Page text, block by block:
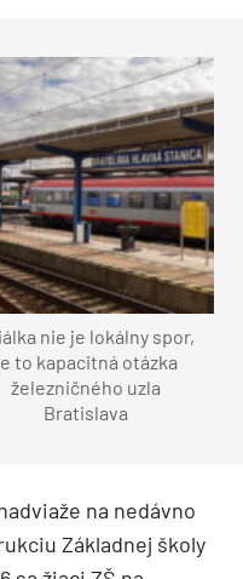
nie je lokálny spor,
to kapacitná otázka
železničného uzla
Bratislava
na nedávno
Základnej školy